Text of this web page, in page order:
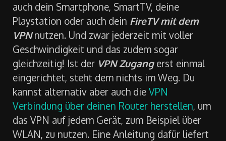
auch dein Smartphone, SmartTV, deine
Playstation oder auch dein FireTV mit dem
VPNnutzen. Und zwar jederzeit mit voller
Geschwindigkeit und das zudem sogar
gleichzeitig! Ist der VPN Zugangerst einmal
eingerichtet, steht dem nichts im Weg. Du
kannst alternativ aber auch die VPN
Verbindung über deinen Router herstellen, um
das VPN auf jedem Gerät, zum Beispiel über
WLAN, zu nutzen. Eine Anleitung dafür liefert